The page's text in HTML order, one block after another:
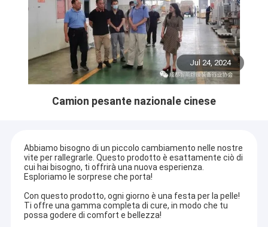
Jul 24, 2024
Camion pesante nazionale cinese
Abbiamo bisogno di un piccolo cambiamento nelle nostre
vite per rallegrarle. Questo prodotto è esattamente ciò di
cui hai bisogno, ti offrirà una nuova esperienza.
Esploriamo le sorprese che porta!
Con questo prodotto, ogni giorno è una festa per la pelle!
Ti offre una gamma completa di cure, in modo che tu
possa godere di comfort e bellezza!